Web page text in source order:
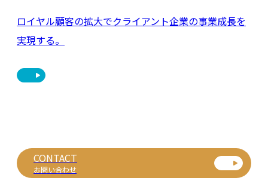
ロイヤル顧客の拡大でクライアント企業の事業成長を
実現する。
CONTACT
お問い合わせ